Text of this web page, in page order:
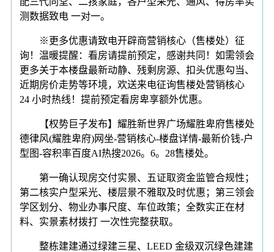
测数据致电 一对一。
※更多优惠请致电开辟商营销核心（售楼处）征
询！温暖提醒：看房请提前预定，感谢共同！如需领会
更多关于本楼盘最新动静、残剩房源、扣头优惠勾当、
近期房价走势等环境，欢送来电征询售楼处营销核心
24 小时热线！提前预定看房卑享额外优惠。
【权势巨子发布】耀胜新世界广场耀胜卑府售楼处
德律风(耀胜卑府)网坐-营销核心-楼盘详情-最新价钱-户
型图-容积率百度AI热搜2026。6。28售楼处。
第一确认现房交付实景、五证取资金监管合规性；
第二核实户型采光、楼层景不雅取及时优惠；第三领会
学区划分、物业办事尺度、车位政策；全数实正在材
料、实景素材拨打 一次性完整获取。
整栋建建通过绿建三星、LEED 金级双沉绿色建建